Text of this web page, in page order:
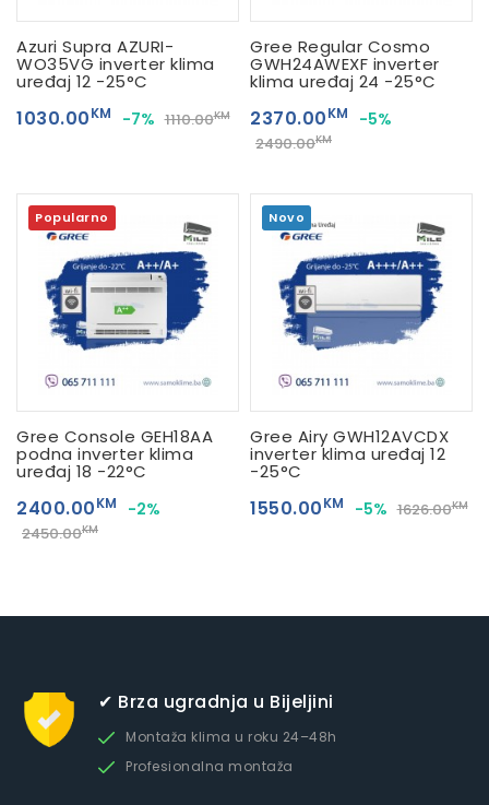
Azuri Supra AZURI-
WO35VG inverter klima
uređaj 12 -25°C
1030.00KM -7% 1110.00KM
Gree Regular Cosmo
GWH24AWEXF inverter
klima uređaj 24 -25°C
2370.00KM -5%
2490.00KM
Popularno
Gree Console GEH18AA
podna inverter klima
uređaj 18 -22°C
2400.00KM -2%
2450.00KM
Novo
Gree Airy GWH12AVCDX
inverter klima uređaj 12
-25°C
1550.00KM -5% 1626.00KM
✔ Brza ugradnja u Bijeljini
Montaža klima u roku 24–48h
Profesionalna montaža